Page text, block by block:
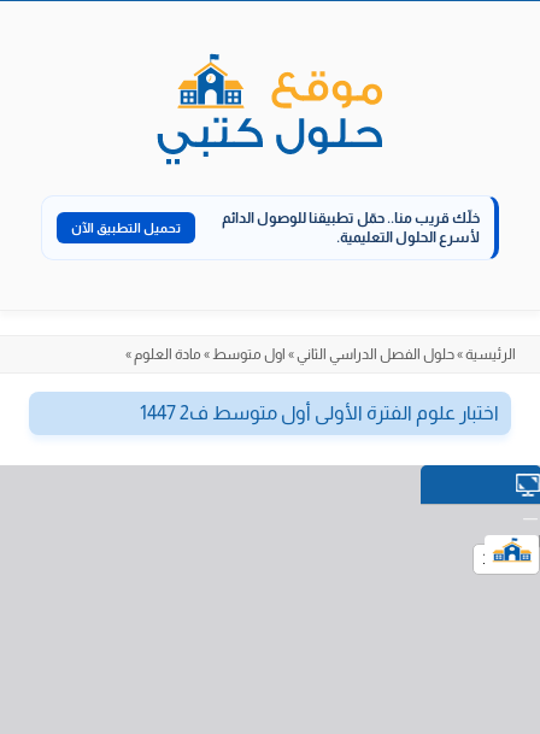
خلّك قريب منا.. حمّل تطبيقنا للوصول الدائم
لأسرع الحلول التعليمية.
تحميل التطبيق الآن
الرئيسية»حلول الفصل الدراسي الثاني» اول متوسط» مادة العلوم »
اختبار علوم الفترة الأولى أول متوسط ف2 1447